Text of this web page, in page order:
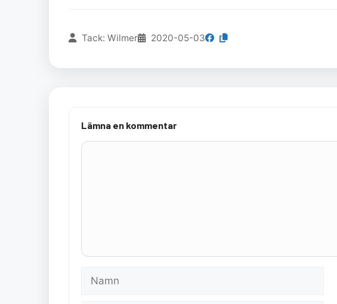
Tack: Wilmer 2020-05-03
Lämna en kommentar
Kommentar
Namn